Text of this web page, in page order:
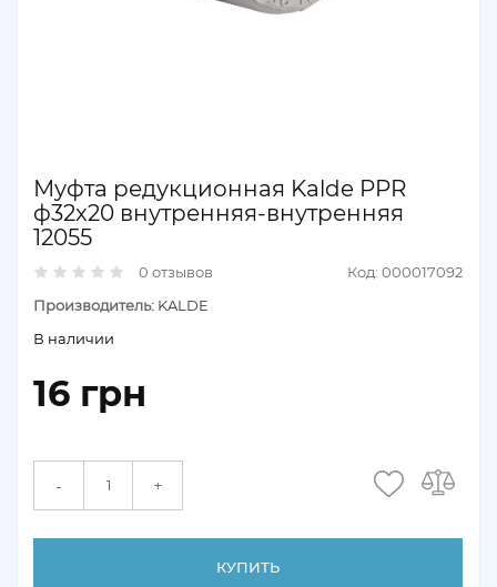
Муфта редукционная Kalde PPR
ф32x20 внутренняя-внутренняя
12055
0 отзывов
Код: 000017092
Производитель: KALDE
В наличии
16 грн
- +
КУПИТЬ